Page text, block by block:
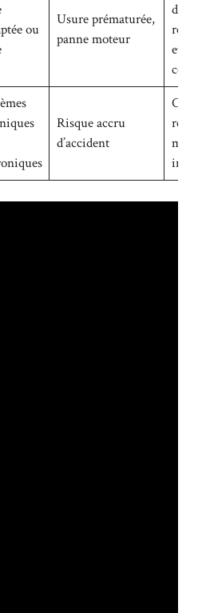
ou
Usure prématurée,
panne moteur
et
Risque accru
d’accident